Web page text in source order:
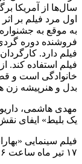
سال‌ها از آمریکا
اول مرد فیلم بر
به موقع به
فروشنده دوره
فیلم دارد.
فیلم استفاده کند.
خانوادگی است و
بدل و هنرپیشه زن
مهدی هاشمی،
یک بلیط» ایفای
فیلم سینمایی
۱۷ تیر ماه ساعت ۱۶ از شبکه سه سیما پخش خواهد شد.